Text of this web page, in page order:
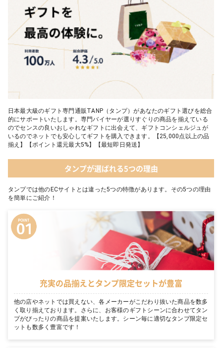
日本最大級のギフト専門通販TANP（タンプ）があなたのギフト選びを総合
的にサポートいたします。専門バイヤーが選りすぐりの商品を揃えている
のでセンスの良いおしゃれなギフトに出会えて、ギフトコンシェルジュが
いるのでネットでも安心してギフトを購入できます。【25,000点以上の品
揃え】【ポイント還元最大5%】【最短即日発送】
タンプが選ばれる5つの理由
タンプでは他のECサイトとは違った5つの特徴があります。その5つの理由
を簡単にご紹介！
充実の品揃えとタンプ限定セットが豊富
他の店やネットでは買えない、各メーカーがこだわり抜いた商品を数多
く取り揃えております。さらに、お客様のギフトシーンに合わせてタン
プがぴったりの商品を提案いたします。シーン毎に適切なタンプ限定セ
ットも数多く豊富です！